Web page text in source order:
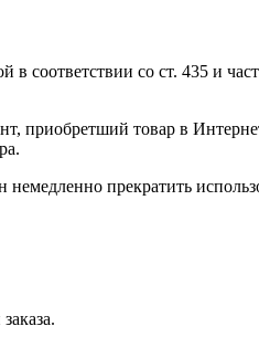
соответствии со ст. 435 и
приобретший товар в
прекратить